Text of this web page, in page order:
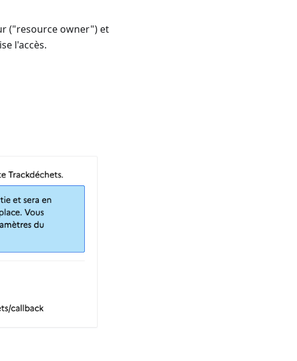
("resource owner") et
l'accès.